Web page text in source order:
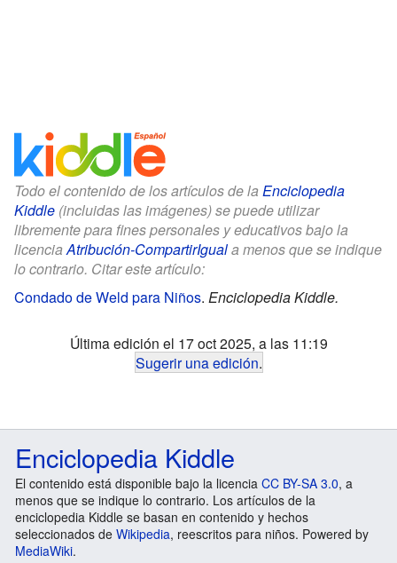
Todo el contenido de los artículos de la Enciclopedia
Kiddle (incluidas las imágenes) se puede utilizar
libremente para fines personales y educativos bajo la
licenciaAtribución-CompartirIguala menos que se indique
lo contrario. Citar este artículo:
Condado de Weld para Niños. Enciclopedia Kiddle.
Última edición el 17 oct 2025, a las 11:19
Sugerir una edición.
Enciclopedia Kiddle
El contenido está disponible bajo la licencia CC BY-SA 3.0, a
menos que se indique lo contrario. Los artículos de la
enciclopedia Kiddle se basan en contenido y hechos
seleccionados de Wikipedia, reescritos para niños. Powered by
MediaWiki.